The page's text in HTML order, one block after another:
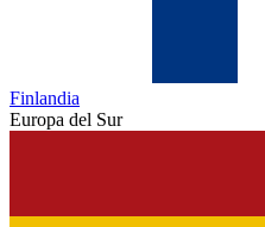
Finlandia
Europa del Sur